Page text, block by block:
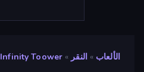
الألعاب » النقر »
Infinity Toower